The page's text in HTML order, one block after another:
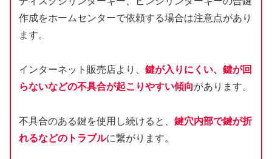
作成をホームセンターで依頼する場合は注意点があり
ます。
インターネット販売店より、 鍵が入りにくい、鍵が回
らないなどの不具合が起こりやすい傾向があります。
不具合のある鍵を使用し続けると、 鍵穴内部で鍵が折
れるなどのトラブルに繋がります。